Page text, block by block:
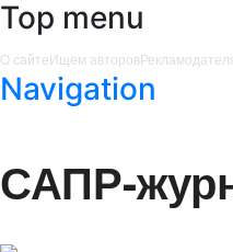
Top menu
О сайтеИщем авторов
Navigation
САПР-